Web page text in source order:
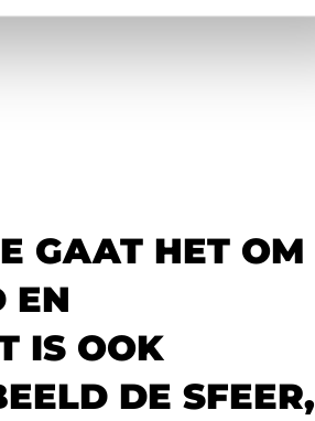
GAAT HET OM
EN
IS OOK
DE SFEER,